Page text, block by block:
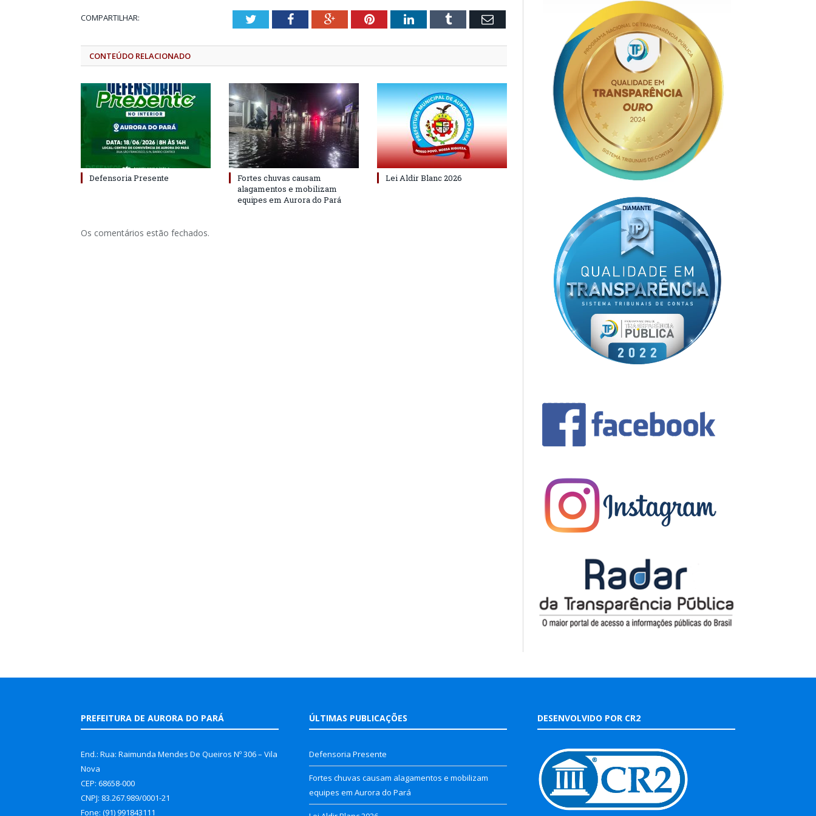
COMPARTILHAR: TwitterFacebookGoogle+PinterestLinkedInTumblr Email
CONTEÚDO RELACIONADO
Defensoria Presente
Fortes chuvas causam
alagamentos e mobilizam
equipes em Aurora do Pará
Lei Aldir Blanc 2026
Os comentários estão fechados.
PREFEITURA DE AURORA DO PARÁ
End.: Rua: Raimunda Mendes De Queiros Nº 306 – Vila
Nova
CEP: 68658-000
CNPJ: 83.267.989/0001-21
Fone: (91) 991843111
ÚLTIMAS PUBLICAÇÕES
Defensoria Presente
Fortes chuvas causam alagamentos e mobilizam
equipes em Aurora do Pará
DESENVOLVIDO POR CR2